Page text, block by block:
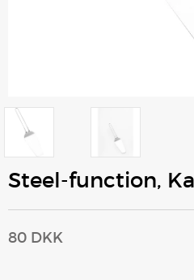
Steel-function,
80 DKK